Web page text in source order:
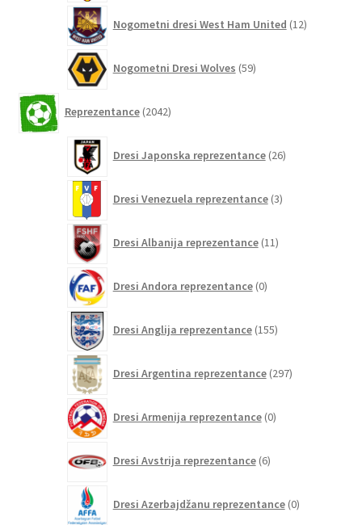
Nogometni dresi West Ham United 12izdelkov
Nogometni Dresi Wolves 59izdelkov
Reprezentance 2042izdelkov
Dresi Japonska reprezentance 26izdelkov
Dresi Venezuela reprezentance 3izdelki
Dresi Albanija reprezentance 11izdelkov
Dresi Andora reprezentance 0izdelkov
Dresi Anglija reprezentance 155izdelkov
Dresi Argentina reprezentance 297izdelkov
Dresi Armenija reprezentance 0izdelkov
Dresi Avstrija reprezentance 6izdelkov
Dresi Azerbajdžanu reprezentance 0izdelkov